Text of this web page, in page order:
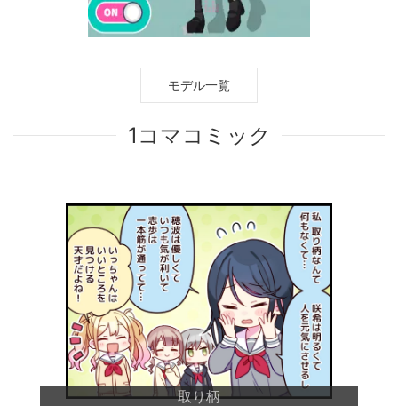
モデル一覧
1コマコミック
取り柄